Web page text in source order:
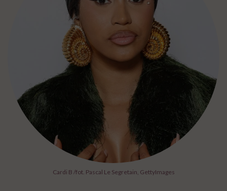
Cardi B /fot. Pascal Le Segretain, GettyImages